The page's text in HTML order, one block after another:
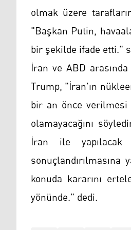
olmak üzere
"Başkan Putin,
bir şekilde ifade etti."
İran ve ABD
Trump, "İran'ın
bir an önce
olamayacağını
İran ile yapılacak
konuda kararını
yönünde." dedi.